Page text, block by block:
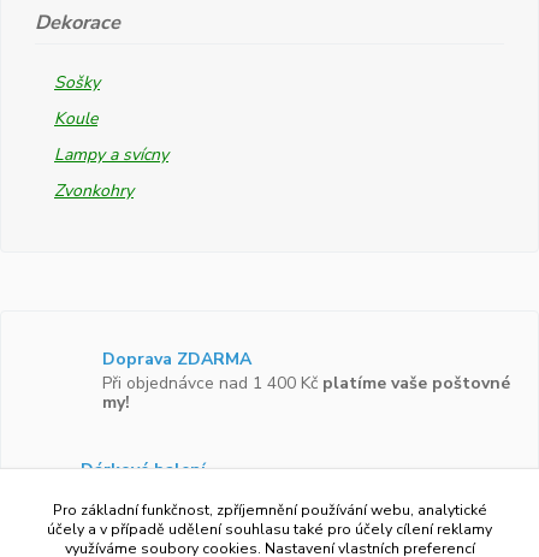
Dekorace
Sošky
Koule
Lampy a svícny
Zvonkohry
Doprava ZDARMA
Při objednávce nad 1 400 Kč platíme vaše poštovné
my!
Dárkové balení
Pro základní funkčnost, zpříjemnění používání webu, analytické
účely a v případě udělení souhlasu také pro účely cílení reklamy
využíváme soubory cookies. Nastavení vlastních preferencí